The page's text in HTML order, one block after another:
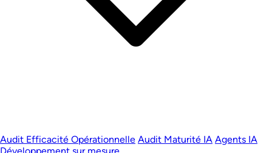
Audit Efficacité Opérationnelle Audit Maturité IA Agents IA